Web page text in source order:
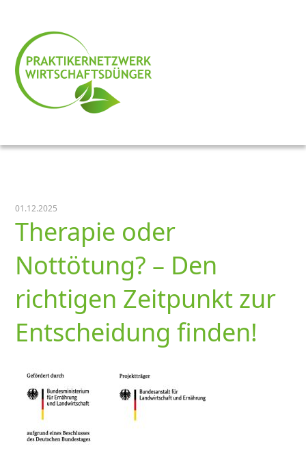
01.12.2025
Therapie oder
Nottötung? – Den
richtigen Zeitpunkt zur
Entscheidung finden!